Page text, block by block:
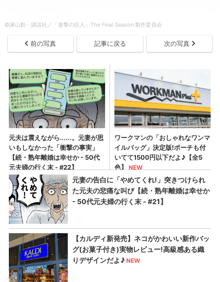
©諫山創・講談社／「進撃の巨人」The Final Season 製作委員会
前の写真 記事に戻る 次の写真